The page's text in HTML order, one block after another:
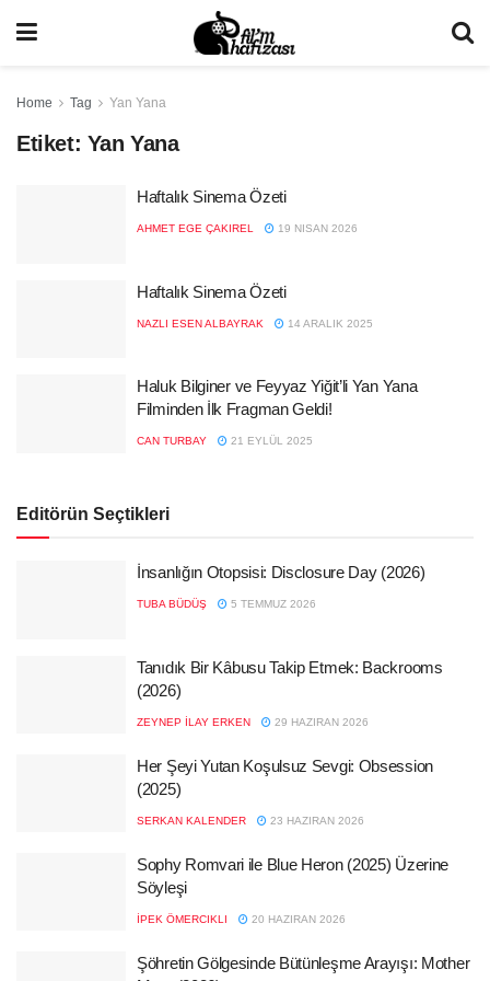
Home Tag Yan Yana
Etiket: Yan Yana
Haftalık Sinema Özeti
AHMET EGE ÇAKIREL 19 NISAN 2026
Haftalık Sinema Özeti
NAZLI ESEN ALBAYRAK 14 ARALIK 2025
Haluk Bilginer ve Feyyaz Yiğit’li Yan Yana
Filminden İlk Fragman Geldi!
CAN TURBAY 21 EYLÜL 2025
Editörün Seçtikleri
İnsanlığın Otopsisi: Disclosure Day (2026)
TUBA BÜDÜŞ 5 TEMMUZ 2026
Tanıdık Bir Kâbusu Takip Etmek: Backrooms
(2026)
ZEYNEP İLAY ERKEN 29 HAZIRAN 2026
Her Şeyi Yutan Koşulsuz Sevgi: Obsession
(2025)
SERKAN KALENDER 23 HAZIRAN 2026
Sophy Romvari ile Blue Heron (2025) Üzerine
Söyleşi
İPEK ÖMERCIKLI 20 HAZIRAN 2026
Şöhretin Gölgesinde Bütünleşme Arayışı: Mother